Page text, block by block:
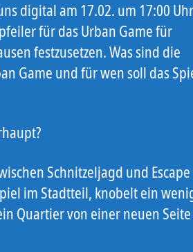
digital am 17.02. um 17:00
für das Urban Game für
festzusetzen. Was sind die
Game und für wen soll das
Schnitzeljagd und
im Stadtteil, knobelt ein
Quartier von einer neuen Seite